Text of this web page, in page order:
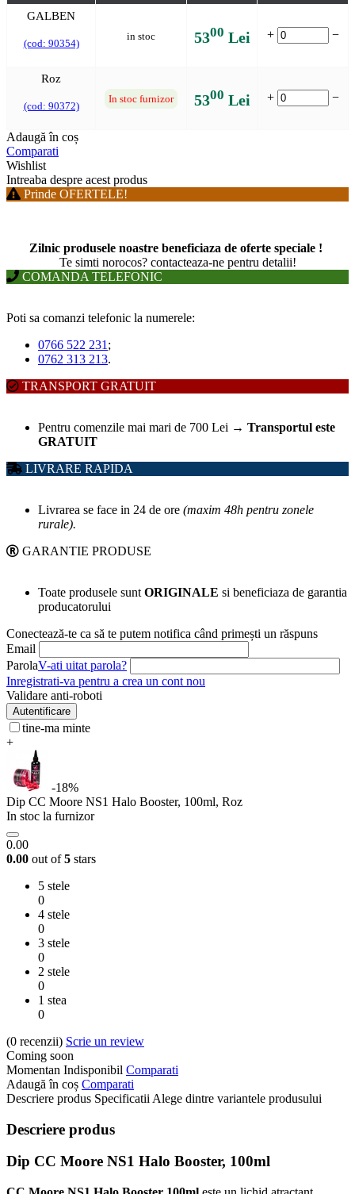
GALBEN
(cod: 90354)
in stoc 5300 Lei + −
Roz
(cod: 90372)
In stoc furnizor 5300 Lei + −
Adaugă în coș
Comparati
Wishlist
Intreaba despre acest produs
Prinde OFERTELE!
Zilnic produsele noastre beneficiaza de oferte speciale !
Te simti norocos? contacteaza-ne pentru detalii!
COMANDA TELEFONIC
Poti sa comanzi telefonic la numerele:
0766 522 231 ;
0762 313 213.
TRANSPORT GRATUIT
Pentru comenzile mai mari de 700 Lei → Transportul este
GRATUIT
LIVRARE RAPIDA
Livrarea se face in 24 de ore (maxim 48h pentru zonele
rurale).
GARANTIE PRODUSE
Toate produsele sunt ORIGINALE si beneficiaza de garantia
producatorului
Conectează-te ca să te putem notifica când primești un răspuns
Email
ParolaV-ati uitat parola?
Inregistrati-va pentru a crea un cont nou
Validare anti-roboti
Autentificare
tine-ma minte
+
-18%
Dip CC Moore NS1 Halo Booster, 100ml, Roz
In stoc la furnizor
0.00
0.00 out of5 stars
5 stele
0
4 stele
0
3 stele
0
2 stele
0
1 stea
0
(0 recenzii) Scrie un review
Coming soon
Momentan Indisponibil Comparati
Adaugă în coș Comparati
Descriere produs Specificatii Alege dintre variantele produsului
Descriere produs
Dip CC Moore NS1 Halo Booster, 100ml